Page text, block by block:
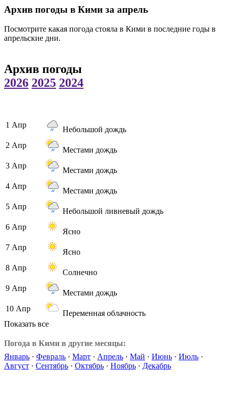
Архив погоды в Кими за апрель
Посмотрите какая погода стояла в Кими в последние годы в
апрельские дни.
Архив погоды
2026 2025 2024
1 Апр
Небольшой дождь
2 Апр
Местами дождь
3 Апр
Местами дождь
4 Апр
Местами дождь
5 Апр
Небольшой ливневый дождь
6 Апр
Ясно
7 Апр
Ясно
8 Апр
Солнечно
9 Апр
Местами дождь
10 Апр
Переменная облачность
Показать все
Погода в Кими в другие месяцы:
Январь · Февраль · Март · Апрель · Май · Июнь · Июль ·
Август · Сентябрь · Октябрь · Ноябрь · Декабрь